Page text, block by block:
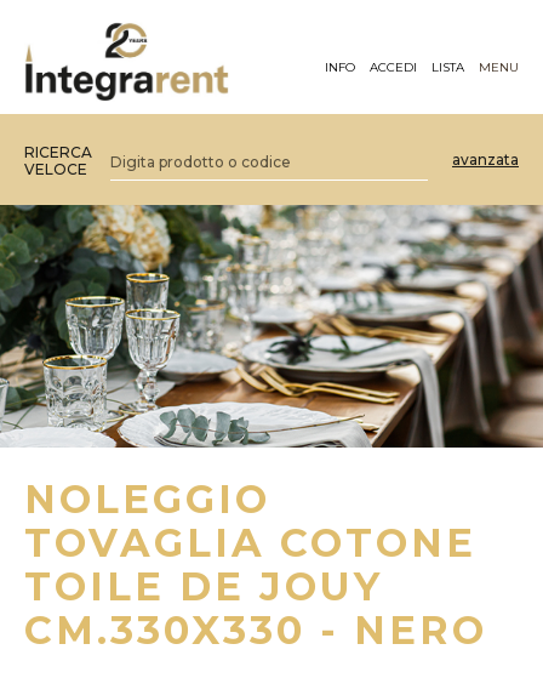
INFO ACCEDI LISTA MENU
RICERCA
VELOCE
avanzata
NOLEGGIO
TOVAGLIA COTONE
TOILE DE JOUY
CM.330X330 - NERO